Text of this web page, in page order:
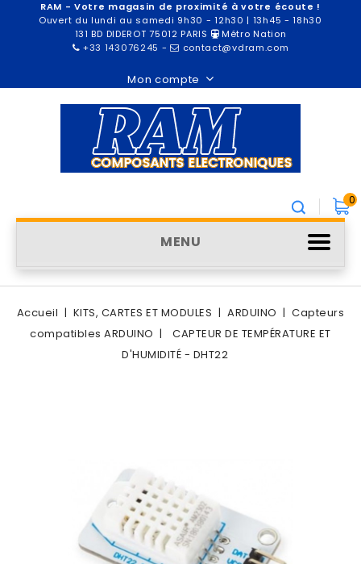
RAM - Votre magasin de proximité à votre écoute !
Ouvert du lundi au samedi 9h30 - 12h30 | 13h45 - 18h30
131 BD DIDEROT 75012 PARIS
Métro Nation
+33 143076245 - contact@vdram.com
Mon compte
0
MENU
Accueil KITS, CARTES ET MODULES ARDUINO
Capteurs
compatibles ARDUINO
CAPTEUR DE TEMPÉRATURE ET
D'HUMIDITÉ - DHT22